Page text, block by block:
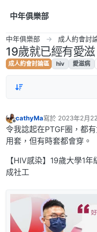
中年俱樂部
中年俱樂部 成人約會討
19歲就已經有愛
成人約會討論區 hiv 愛滋病
離線
cathyMa寫於 2023年2月
最後由 admin 編輯
令我諗起在PTGF圈，都
用套，但有時套都會穿。
【HIV感染】19歲大學1
成社工